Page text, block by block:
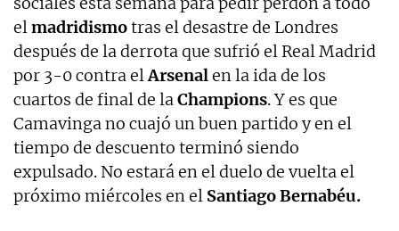
elmadridismotras el desastre de Londres
después de la derrota que sufrió el Real Madrid
por 3-0 contra elArsenalen la ida de los
cuartos de final de laChampions. Y es que
Camavinga no cuajó un buen partido y en el
tiempo de descuento terminó siendo
expulsado. No estará en el duelo de vuelta el
próximo miércoles en el Santiago Bernabéu.